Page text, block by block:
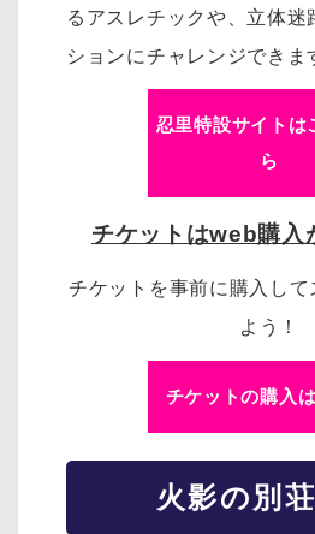
るアスレチックや、立体迷
ションにチャレンジできま
忍里特設サイトは
ら
チケットはweb購入
チケットを事前に購入して
よう！
チケットの購入
火影の別